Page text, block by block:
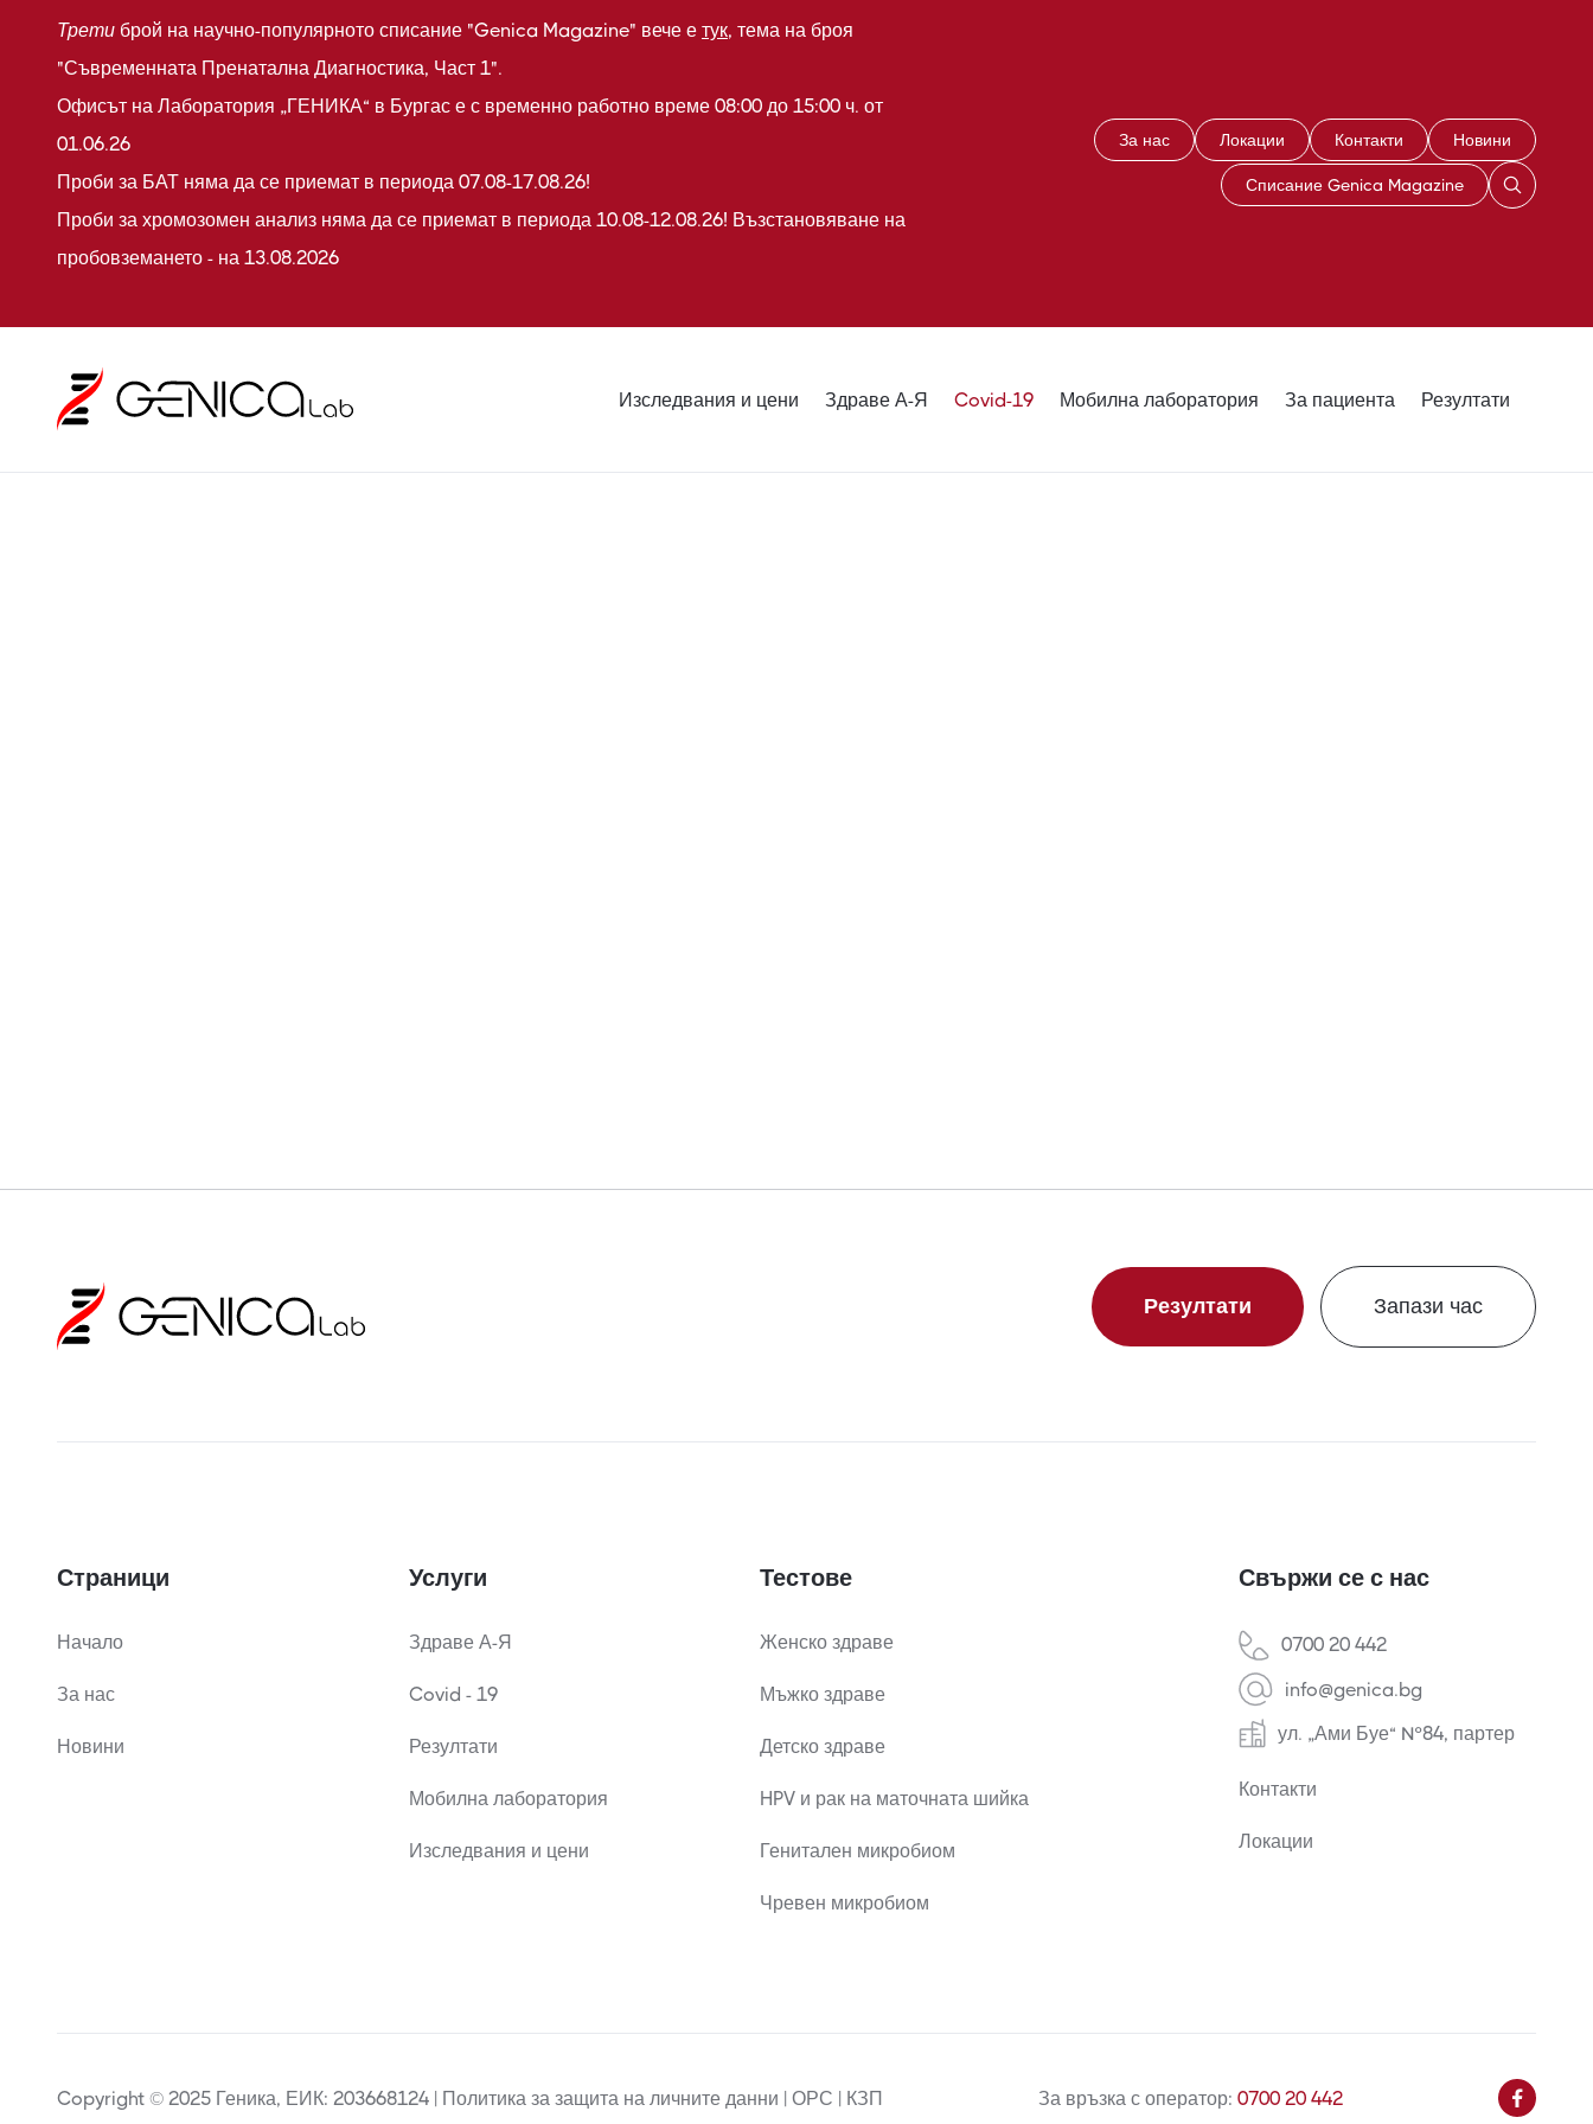
Трети брой на научно-популярното списание "Genica Magazine" вече е тук, тема на броя
"Съвременната Пренатална Диагностика, Част 1".
Офисът на Лаборатория „ГЕНИКА“ в Бургас е с временно работно време 08:00 до 15:00 ч. от
01.06.26
Проби за БАТ няма да се приемат в периода 07.08-17.08.26!
Проби за хромозомен анализ няма да се приемат в периода 10.08-12.08.26! Възстановяване на
пробовземането - на 13.08.2026
За нас Локации Контакти Новини
Списание Genica Magazine
Изследвания и цени Здраве А-Я Covid-19 Мобилна лаборатория За пациента Резултати
Резултати Запази час
Страници
Начало
За нас
Новини
Услуги
Здраве А-Я
Covid - 19
Резултати
Мобилна лаборатория
Изследвания и цени
Тестове
Женско здраве
Мъжко здраве
Детско здраве
HPV и рак на маточната шийка
Генитален микробиом
Чревен микробиом
Свържи се с нас
0700 20 442
info@genica.bg
ул. „Ами Буе“ №84, партер
Контакти
Локации
Copyright © 2025 Геника, ЕИК: 203668124 | Политика за защита на личните данни | ОРС | КЗП За връзка с оператор: 0700 20 442 